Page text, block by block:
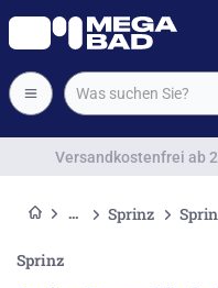
Sprinz
Sprinz